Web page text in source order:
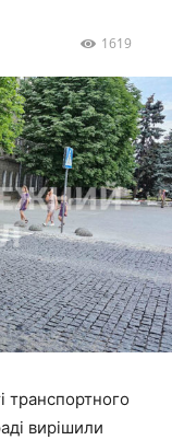
1619
транспортного
вирішили